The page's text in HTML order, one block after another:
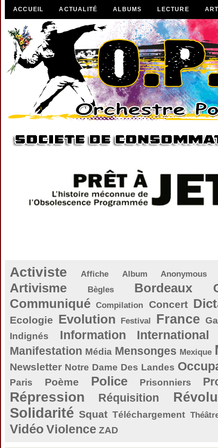
ACCUEIL ACTUALITÉ ALBUMS LECTURE
Activiste Affiche Album Anonymous
Artivisme Bègles Bordeaux
Communiqué Compilation Concert
Ecologie Evolution Festival France
Indignés
Information International
Manifestation Média Mensonges Mexique
Newsletter Notre Dame Des Landes
Paris Poème Police Prisonniers
Répression Réquisition
Solidarité Squat Téléchargement
Vidéo Violence ZAD